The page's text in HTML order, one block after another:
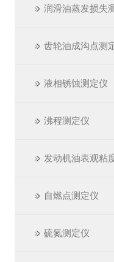
润滑油蒸发损失
齿轮油成沟点测
液相锈蚀测定仪
沸程测定仪
发动机油表观粘
自燃点测定仪
硫氮测定仪